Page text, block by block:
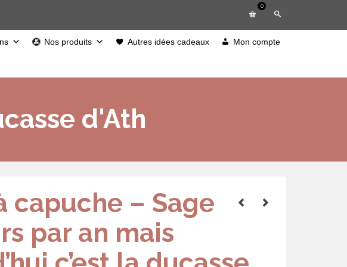
0
Nos produits Autres idées cadeaux Mon compte
d'Ath
capuche – Sage
par an mais